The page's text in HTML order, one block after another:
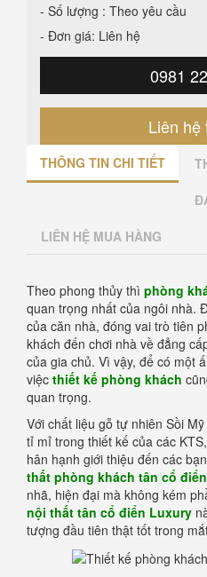
- Số lượng : Theo yêu cầu
- Đơn giá: Liên hệ
0981
Liên hệ
THÔNG TIN CHI TIẾT
LIÊN HỆ MUA HÀNG
Theo phong thủy thì phòng
quan trọng nhất của ngôi nhà.
của căn nhà, đóng vai trò tiên
khách đến chơi nhà về đẳng
của gia chủ. Vì vậy, để có một
việc thiết kế phòng khách
quan trọng.
Với chất liệu gỗ tự nhiên Sồi
tỉ mỉ trong thiết kế của các KTS,
hân hạnh giới thiệu đến các
thất phòng khách tân cổ điển
nhã, hiện đại mà không kém
nội thất tân cổ điển Luxury
tượng đầu tiên thật tốt trong